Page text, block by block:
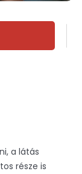
a látás
része is